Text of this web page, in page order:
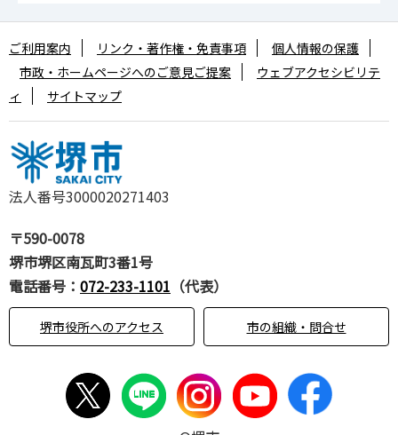
法人番号3000020271403
〒590-0078
堺市堺区南瓦町3番1号
電話番号： 072-233-1101 （代表）
堺市役所へのアクセス 市の組織・問合せ
ご利用案内 リンク・著作権・免責事項
個人情報の保護
市政・ホームページへのご意見ご提案
ウェブアクセシビリテ
ィ
サイトマップ